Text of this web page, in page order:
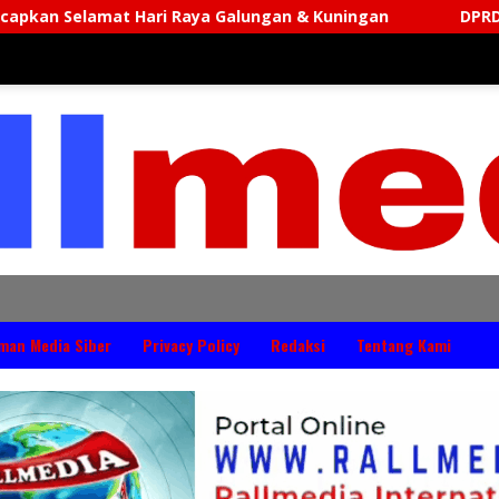
Galungan & Kuningan DPRD Jembrana
Media Siber Privacy Policy Redaksi Tentang Kami